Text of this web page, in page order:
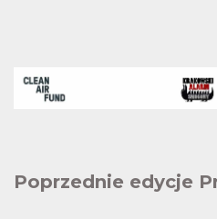
Poprzednie edycje